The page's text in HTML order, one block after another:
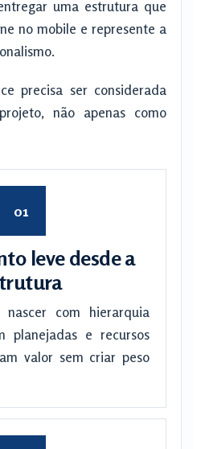
uma estrutura que
no mobile e represente a
precisa ser considerada
não apenas como
leve desde a
com hierarquia
planejadas e recursos
valor sem criar peso